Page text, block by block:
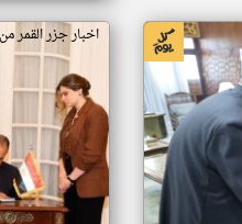
اخبار جزر القمر